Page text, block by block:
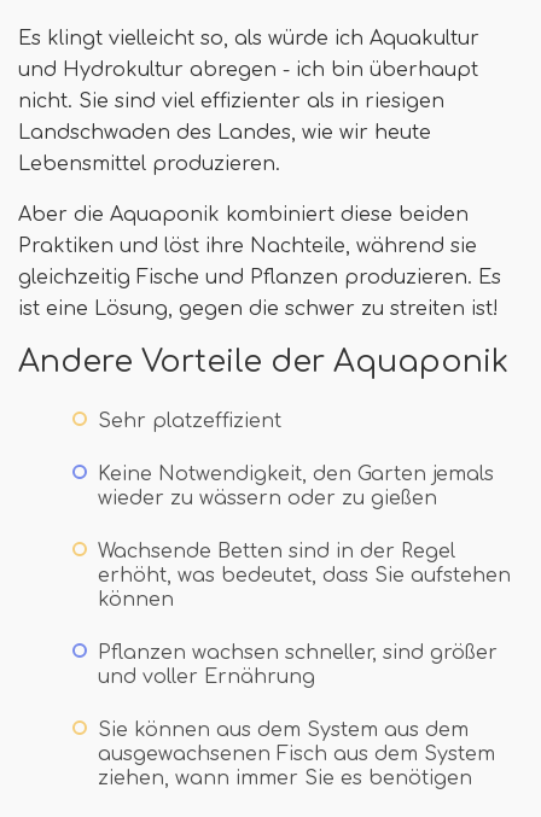
Es klingt vielleicht so, als würde ich Aquakultur
und Hydrokultur abregen - ich bin überhaupt
nicht. Sie sind viel effizienter als in riesigen
Landschwaden des Landes, wie wir heute
Lebensmittel produzieren.
Aber die Aquaponik kombiniert diese beiden
Praktiken und löst ihre Nachteile, während sie
gleichzeitig Fische und Pflanzen produzieren. Es
ist eine Lösung, gegen die schwer zu streiten ist!
Andere Vorteile der Aquaponik
Sehr platzeffizient
Keine Notwendigkeit, den Garten jemals
wieder zu wässern oder zu gießen
Wachsende Betten sind in der Regel
erhöht, was bedeutet, dass Sie aufstehen
können
Pflanzen wachsen schneller, sind größer
und voller Ernährung
Sie können aus dem System aus dem
ausgewachsenen Fisch aus dem System
ziehen, wann immer Sie es benötigen